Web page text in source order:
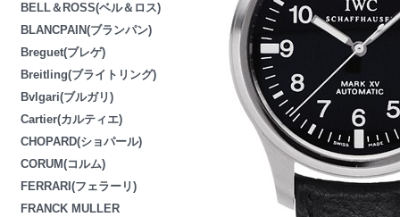
BELL＆ROSS(ベル＆ロス)
BLANCPAIN(ブランパン)
Breguet(ブレゲ)
Breitling(ブライトリング)
Bvlgari(ブルガリ)
Cartier(カルティエ)
CHOPARD(ショパール)
CORUM(コルム)
FERRARI(フェラーリ)
FRANCK MULLER